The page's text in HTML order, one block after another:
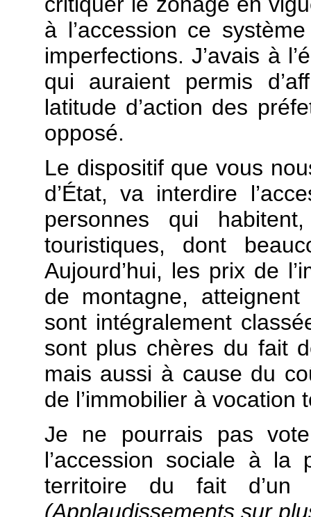
à l’accession ce
imperfections. J’avais à
qui auraient permis
latitude d’action des
opposé.
Le dispositif que vous
d’État, va interdire
personnes qui
touristiques, dont
Aujourd’hui, les prix de
de montagne,
sont intégralement
sont plus chères du fait
mais aussi à cause du
de l’immobilier à vocation
Je ne pourrais pas
l’accession sociale à
territoire du fait d’un
(Applaudissements sur